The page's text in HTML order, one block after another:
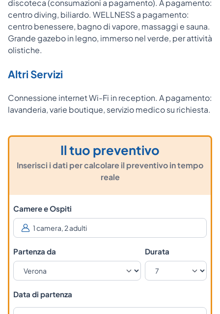
discoteca (consumazioni a pagamento). A pagamento:
centro diving, biliardo. WELLNESS a pagamento:
centro benessere, bagno di vapore, massaggi e sauna.
Grande gazebo in legno, immerso nel verde, per attività
olistiche.
Altri Servizi
Connessione internet Wi-Fi in reception. A pagamento:
lavanderia, varie boutique, servizio medico su richiesta.
Il tuo preventivo
Inserisci i dati per calcolare il preventivo in tempo
reale
Camere e Ospiti
Partenza da Durata
Data di partenza